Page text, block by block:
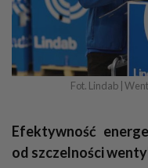
Fot. Lindab |
Efektywność
od szczelności